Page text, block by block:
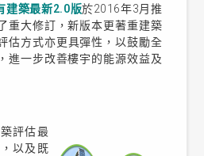
建築最新2.0版於2016年3月推
重大修訂，新版本更著重建築
估方式亦更具彈性，以鼓勵全
進一步改善樓宇的能源效益及
評估最
以及既